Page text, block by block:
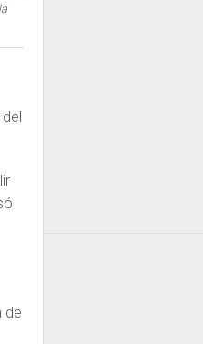
de